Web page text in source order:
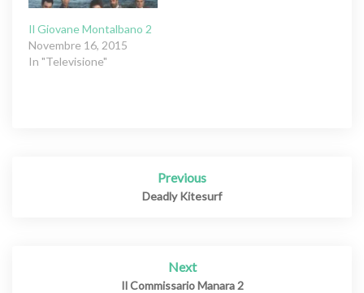
Il Giovane Montalbano 2
Novembre 16, 2015
In "Televisione"
Previous
Deadly Kitesurf
Next
Il Commissario Manara 2